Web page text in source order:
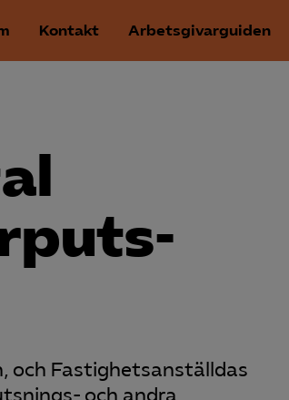
Kontakt Arbetsgivarguiden
och Fastighetsanställdas